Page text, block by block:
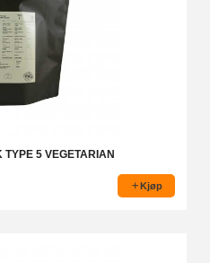
TYPE 5 VEGETARIAN
Kjøp